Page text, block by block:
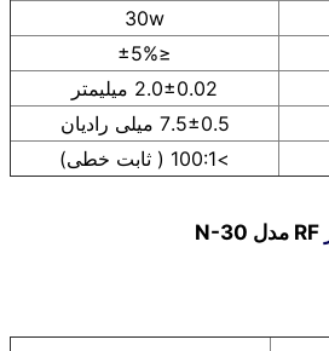
30w
≤±5%
2.0±0.02 میلیمتر
7.5±0.5 میلی رادیان
>100:1 ( ثابت خطی)